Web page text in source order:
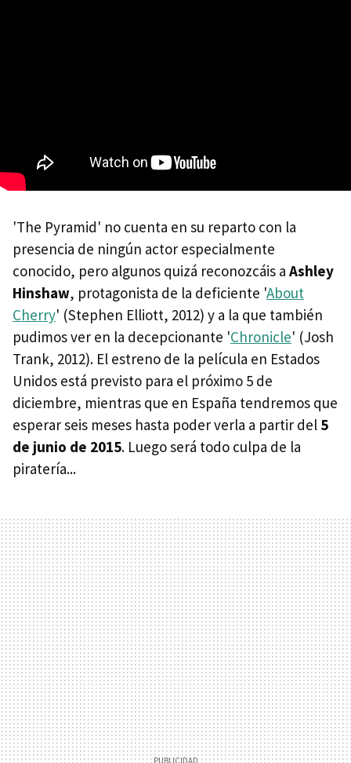
'The Pyramid' no cuenta en su reparto con la
presencia de ningún actor especialmente
conocido, pero algunos quizá reconozcáis a Ashley
Hinshaw, protagonista de la deficiente 'About
Cherry' (Stephen Elliott, 2012) y a la que también
pudimos ver en la decepcionante 'Chronicle' (Josh
Trank, 2012). El estreno de la película en Estados
Unidos está previsto para el próximo 5 de
diciembre, mientras que en España tendremos que
esperar seis meses hasta poder verla a partir del 5
de junio de 2015. Luego será todo culpa de la
piratería...